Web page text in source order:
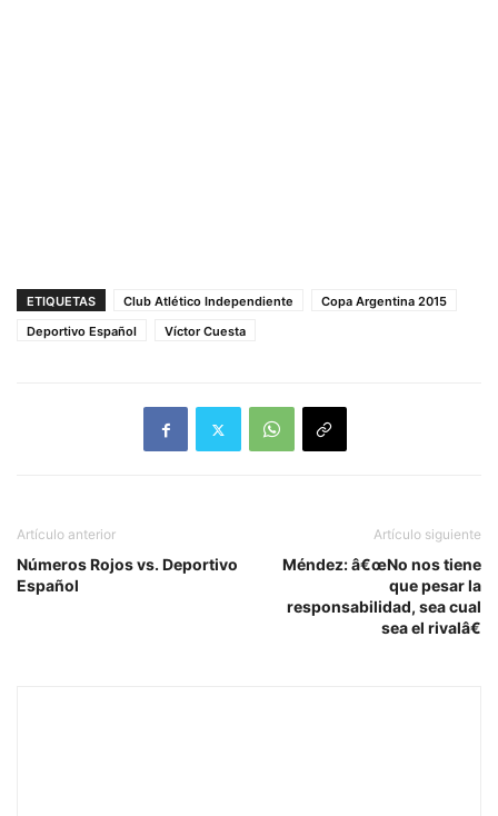
ETIQUETAS Club Atlético Independiente
Copa Argentina 2015
Deportivo Español
Víctor Cuesta
Artículo anterior
Números Rojos vs. Deportivo
Español
Artículo siguiente
Méndez: â€œNo nos tiene
que pesar la
responsabilidad, sea cual
sea el rivalâ€